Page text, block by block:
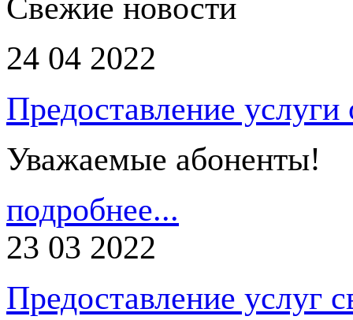
Свежие новости
24 04 2022
Предоставление
Уважаемые абоненты!
подробнее...
23 03 2022
Предоставление услуг